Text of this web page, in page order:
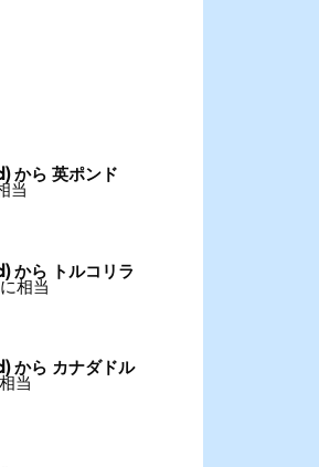
から 英ポンド
当
から トルコリラ
相当
から カナダドル
当